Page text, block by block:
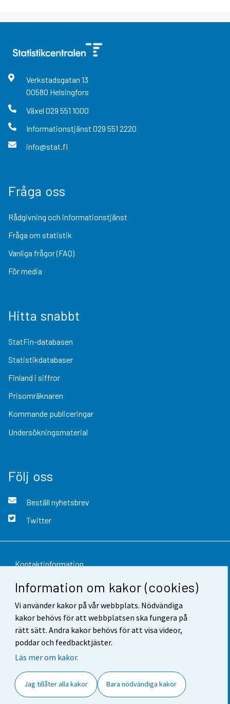
Information om kakor (cookies)
Vi använder kakor på vår webbplats. Nödvändiga
kakor behövs för att webbplatsen ska fungera på
rätt sätt. Andra kakor behövs för att visa videor,
poddar och feedbacktjäster.
Läs mer om kakor.
Jag tillåter alla kakor Bara nödvändiga kakor
Verkstadsgatan 13
00580 Helsingfors
Växel 029 551 1000
Informationstjänst 029 551 2220
info@stat.fi
Fråga oss
Rådgivning och informationstjänst
Fråga om statistik
Vanliga frågor (FAQ)
För media
Hitta snabbt
StatFin-databasen
Statistikdatabaser
Finland i siffror
Prisomräknaren
Kommande publiceringar
Undersökningsmaterial
Följ oss
Beställ nyhetsbrev
Twitter
Kontaktinformation
Respons
Användarvillkor
Dataskydd
Tillgänglighet
Cookie-inställningar